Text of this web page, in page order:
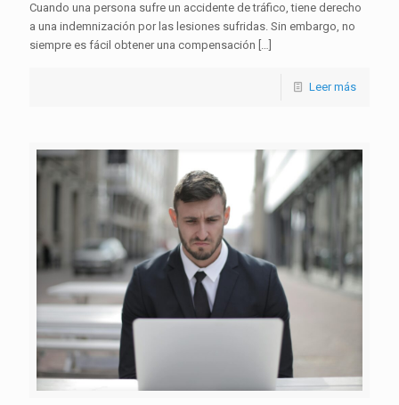
Cuando una persona sufre un accidente de tráfico, tiene derecho
a una indemnización por las lesiones sufridas. Sin embargo, no
siempre es fácil obtener una compensación […]
Leer más